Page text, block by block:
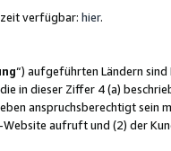
verfügbar: hier.
“) aufgeführten Ländern
in dieser Ziffer 4 (a)
anspruchsberechtigt sein
aufruft und (2) der